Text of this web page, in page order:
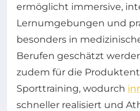
ermöglicht immersive,
Lernumgebungen und
besonders in
Berufen geschätzt
zudem für die
Sporttraining, wodurch
schneller realisiert und